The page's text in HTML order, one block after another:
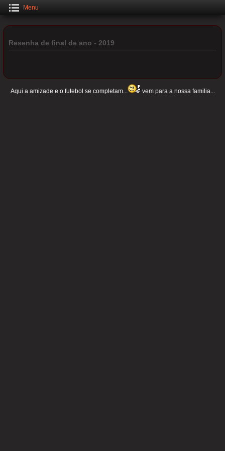
Menu
Resenha de final de ano - 2019
Aqui a amizade e o futebol se completam... vem para a nossa familia...